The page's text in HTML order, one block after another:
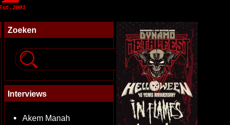
Zoeken
Interviews
Akem Manah